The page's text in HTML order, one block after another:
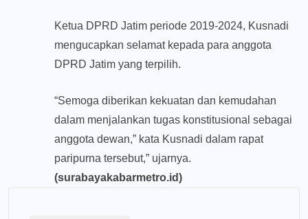
Ketua DPRD Jatim periode 2019-2024, Kusnadi
mengucapkan selamat kepada para anggota
DPRD Jatim yang terpilih.
“Semoga diberikan kekuatan dan kemudahan
dalam menjalankan tugas konstitusional sebagai
anggota dewan,” kata Kusnadi dalam rapat
paripurna tersebut,” ujarnya.
(surabayakabarmetro.id)